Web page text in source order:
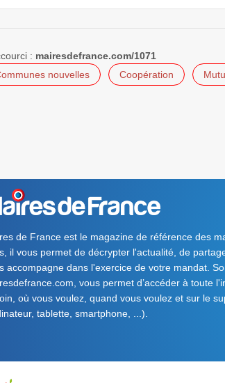
: mairesdefrance.com/1071
nouvelles
Coopération
de France est le magazine de référence des
il vous permet de décrypter l'actualité, de
accompagne dans l'exercice de votre mandat.
vous permet d’accéder à toute
où vous voulez, quand vous voulez et sur le
tablette, smartphone, ...).